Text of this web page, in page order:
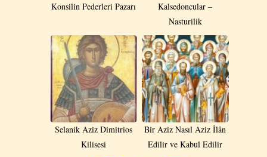
Konsilin Pederleri Pazarı
Kalsedoncular –
Nasturilik
Selanik Aziz Dimitrios
Kilisesi
Bir Aziz Nasıl Aziz İlân
Edilir ve Kabul Edilir